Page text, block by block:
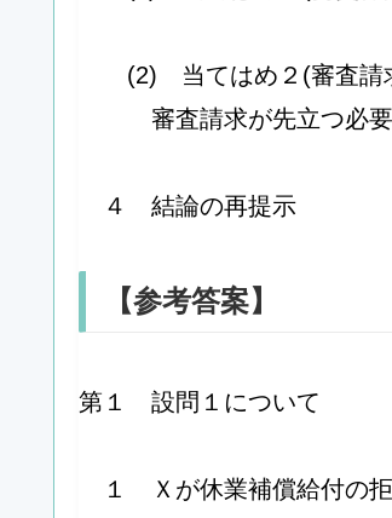
(2) 当てはめ２(審査請求
審査請求が先立つ必
４ 結論の再提示
【参考答案】
第１ 設問１について
１ Ｘが休業補償給付の